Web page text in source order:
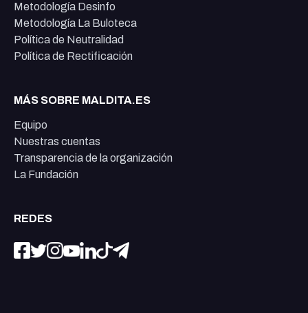
Metodología Desinfo
Metodología La Buloteca
Política de Neutralidad
Política de Rectificación
MÁS SOBRE MALDITA.ES
Equipo
Nuestras cuentas
Transparencia de la organización
La Fundación
REDES